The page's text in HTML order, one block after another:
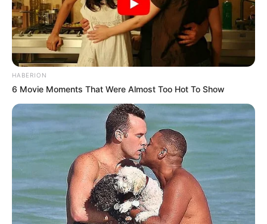
HABERION
6 Movie Moments That Were Almost Too Hot To Show